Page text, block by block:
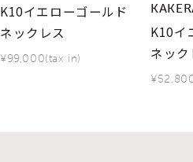
K10イエローゴールド
ネックレス
¥99,000(tax in)
K10イ
ネッ